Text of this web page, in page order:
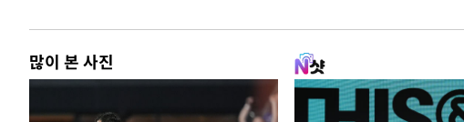
많이 본 사진